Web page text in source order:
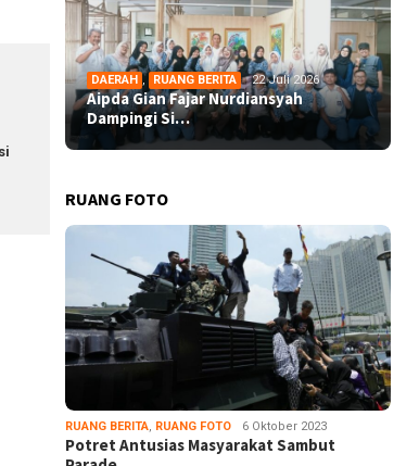
DAERAH , RUANG BERITA 22 Juli 2026
Aipda Gian Fajar Nurdiansyah
Dampingi Si…
RUANG FOTO
RUANG BERITA, RUANG FOTO 6 Oktober 2023
Potret Antusias Masyarakat Sambut